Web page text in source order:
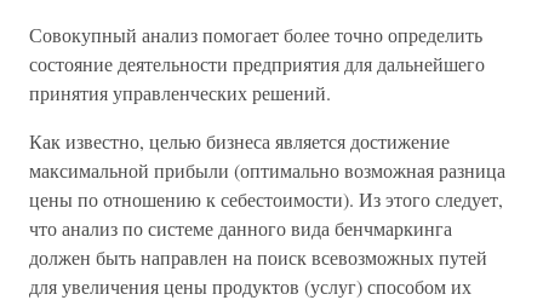
Совокупный анализ помогает более точно определить
состояние деятельности предприятия для дальнейшего
принятия управленческих решений.
Как известно, целью бизнеса является достижение
максимальной прибыли (оптимально возможная разница
цены по отношению к себестоимости). Из этого следует,
что анализ по системе данного вида бенчмаркинга
должен быть направлен на поиск всевозможных путей
для увеличения цены продуктов (услуг) способом их